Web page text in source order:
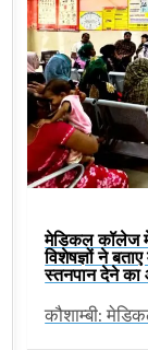
मेडिकल कॉलेज में
विशेषज्ञों ने
स्तनपान देने का
कौशाम्बी: